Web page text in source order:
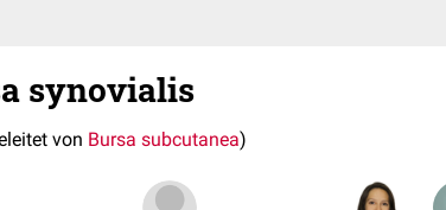
synovialis
von Bursa subcutanea)